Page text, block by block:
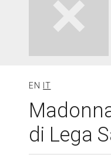
EN IT
di Lega